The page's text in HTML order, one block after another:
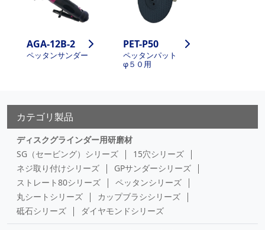
AGA-12B-2
ペッタンサンダー
PET-P50
ペッタンパット
φ５０用
カテゴリ製品
ディスクグラインダー用研磨材
SG（セービング）シリーズ
15穴シリーズ
ネジ取り付けシリーズ
GPサンダーシリーズ
ストレート80シリーズ
ペッタンシリーズ
丸シートシリーズ
カップブラシシリーズ
砥石シリーズ
ダイヤモンドシリーズ